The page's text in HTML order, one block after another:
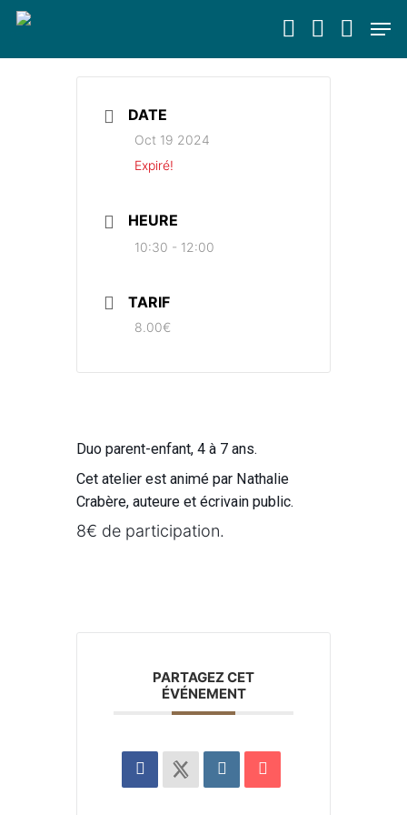
Skip
main
DATE
Oct 19 2024
Expiré!
HEURE
10:30 - 12:00
TARIF
8.00€
Duo parent-enfant, 4 à 7 ans.
Cet atelier est animé par Nathalie
Crabère, auteure et écrivain public.
8€ de participation.
PARTAGEZ CET
ÉVÉNEMENT
Close